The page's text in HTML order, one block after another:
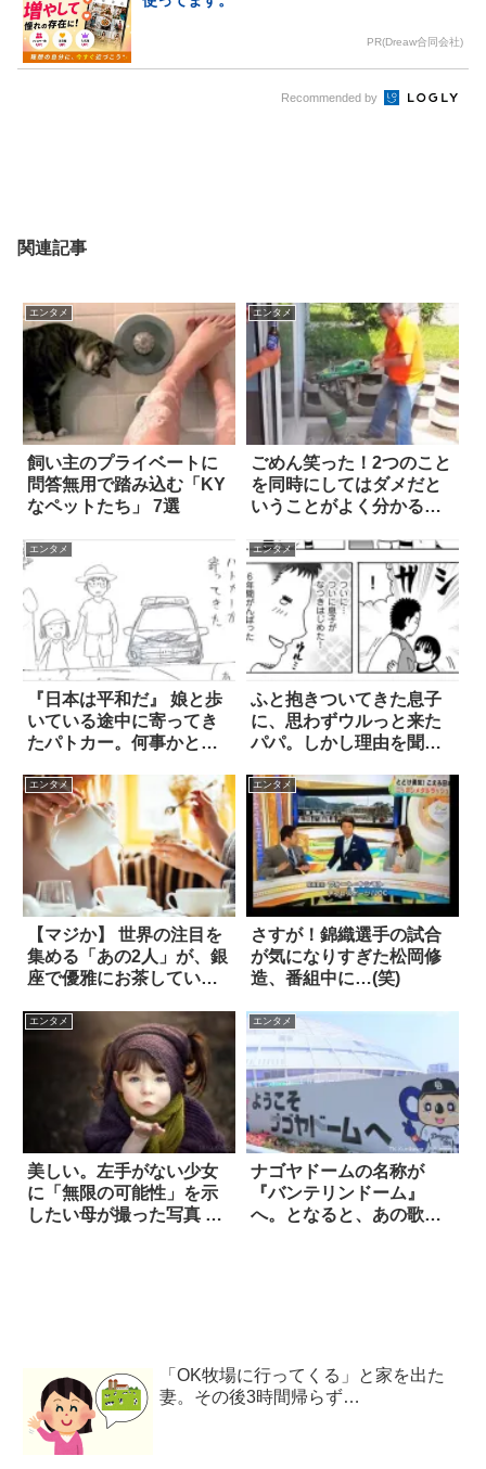
PR(Dreaw合同会社)
Recommended by
関連記事
エンタメ
飼い主のプライベートに
問答無用で踏み込む「KY
なペットたち」 7選
エンタメ
ごめん笑った！2つのこと
を同時にしてはダメだと
いうことがよく分かる動
エンタメ
『日本は平和だ』 娘と歩
いている途中に寄ってき
たパトカー。何事かと思
エンタメ
ふと抱きついてきた息子
に、思わずウルっと来た
パパ。しかし理由を聞い
エンタメ
【マジか】 世界の注目を
集める「あの2人」が、銀
座で優雅にお茶してい
エンタメ
さすが！錦織選手の試合
が気になりすぎた松岡修
造、番組中に…(笑)
エンタメ
美しい。左手がない少女
に「無限の可能性」を示
したい母が撮った写真 10
エンタメ
ナゴヤドームの名称が
『バンテリンドーム』
へ。となると、あの歌
「OK牧場に行ってくる」と家を出た
妻。その後3時間帰らず…